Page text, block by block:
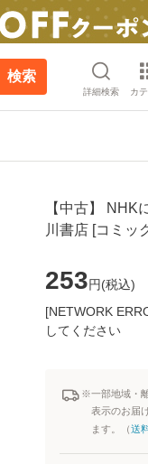
検索
詳細検索 カ
【中古】 NHK
川書店 [コミッ
253円(税込)
[NETWORK
してください
※一部地域・
表示のお届
ます。（送